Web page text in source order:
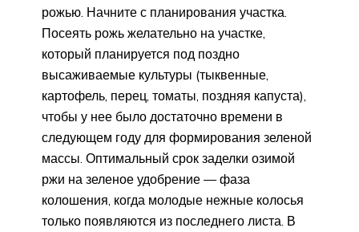
рожью. Начните с планирования участка.
Посеять рожь желательно на участке,
который планируется под поздно
высаживаемые культуры (тыквенные,
картофель, перец, томаты, поздняя капуста),
чтобы у нее было достаточно времени в
следующем году для формирования зеленой
массы. Оптимальный срок заделки озимой
ржи на зеленое удобрение — фаза
колошения, когда молодые нежные колосья
только появляются из последнего листа. В